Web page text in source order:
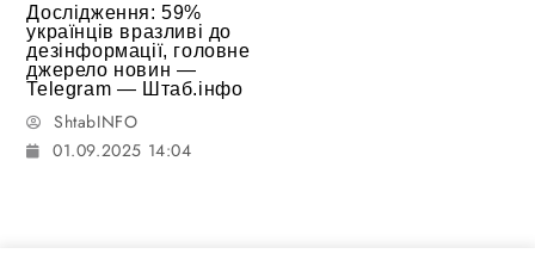
Дослідження: 59%
українців вразливі до
дезінформації, головне
джерело новин —
Telegram — Штаб.інфо
ShtabINFO
01.09.2025 14:04